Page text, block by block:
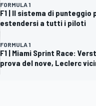
FORMULA 1
F1 | Il sistema di punteggio
estendersi a tutti i piloti
FORMULA 1
F1 | Miami Sprint Race:
prova del nove, Leclerc